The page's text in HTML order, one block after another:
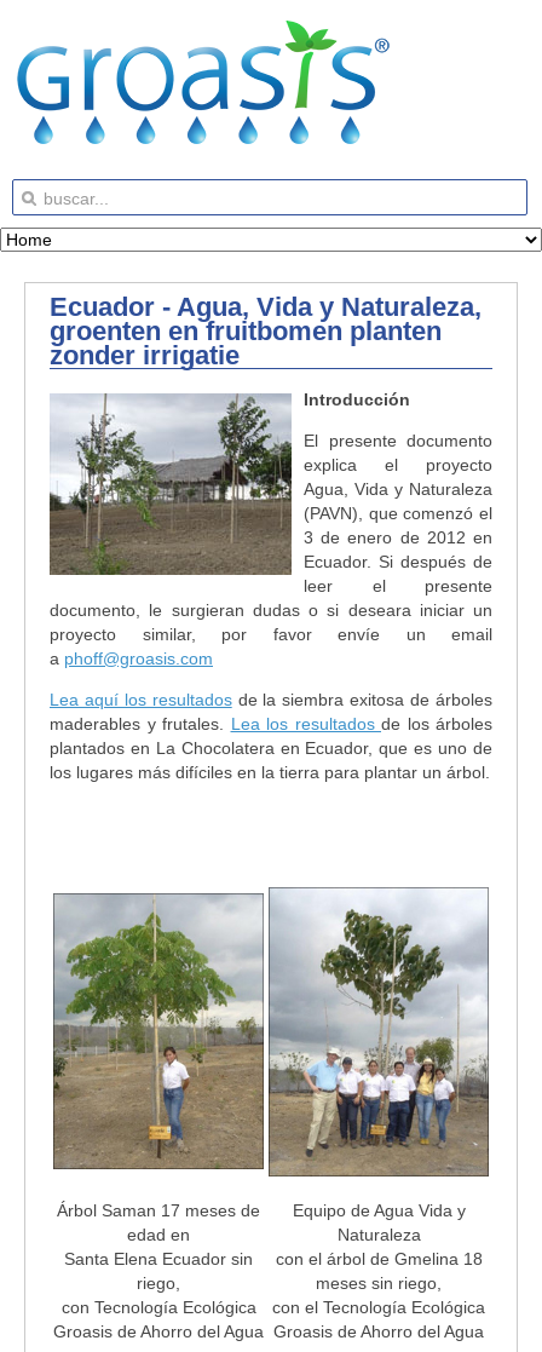
Ecuador - Agua, Vida y Naturaleza,
groenten en fruitbomen planten
zonder irrigatie
Introducción
El presente documento
explica el proyecto
Agua, Vida y Naturaleza
(PAVN), que comenzó el
3 de enero de 2012 en
Ecuador. Si después de
leer el presente
documento, le surgieran dudas o si deseara iniciar un
proyecto similar, por favor envíe un email
a phoff@groasis.com
Lea aquí los resultadosde la siembra exitosa de árboles
maderables y frutales. Lea los resultados de los árboles
plantados en La Chocolatera en Ecuador, que es uno de
los lugares más difíciles en la tierra para plantar un árbol.
Árbol Saman 17 meses de
edad en
Santa Elena Ecuador sin
riego,
con Tecnología Ecológica
Groasis de Ahorro del Agua
Equipo de Agua Vida y
Naturaleza
con el árbol de Gmelina 18
meses sin riego,
con el Tecnología Ecológica
Groasis de Ahorro del Agua